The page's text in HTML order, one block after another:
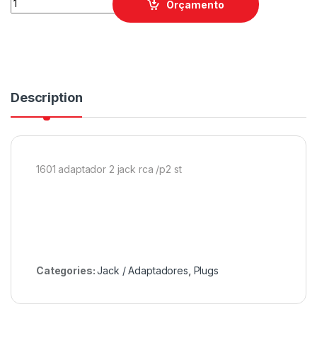
Orçamento
Description
1601 adaptador 2 jack rca /p2 st
Categories:Jack / Adaptadores Plugs